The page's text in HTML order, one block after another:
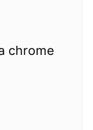
chrome